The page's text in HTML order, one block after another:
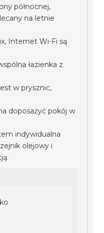
północnej,
na letnie
Internet Wi-Fi są
łazienka z
w prysznic,
doposażyć pokój w
indywidualna
olejowy i